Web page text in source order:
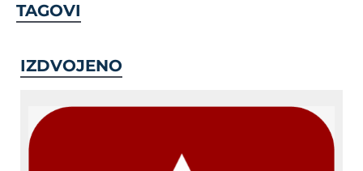
TAGOVI
IZDVOJENO